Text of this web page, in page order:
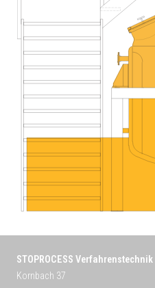
STOPROCESS Verfahrenstechnik
Kornbach 37